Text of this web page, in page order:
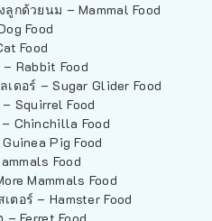
ลูกด้วยนม – Mammal Food
Food
Food
Rabbit Food
เดอร์ – Sugar Glider Food
Squirrel Food
Chinchilla Food
Pig Food
Food
Mammals Food
ตอร์ – Hamster Food